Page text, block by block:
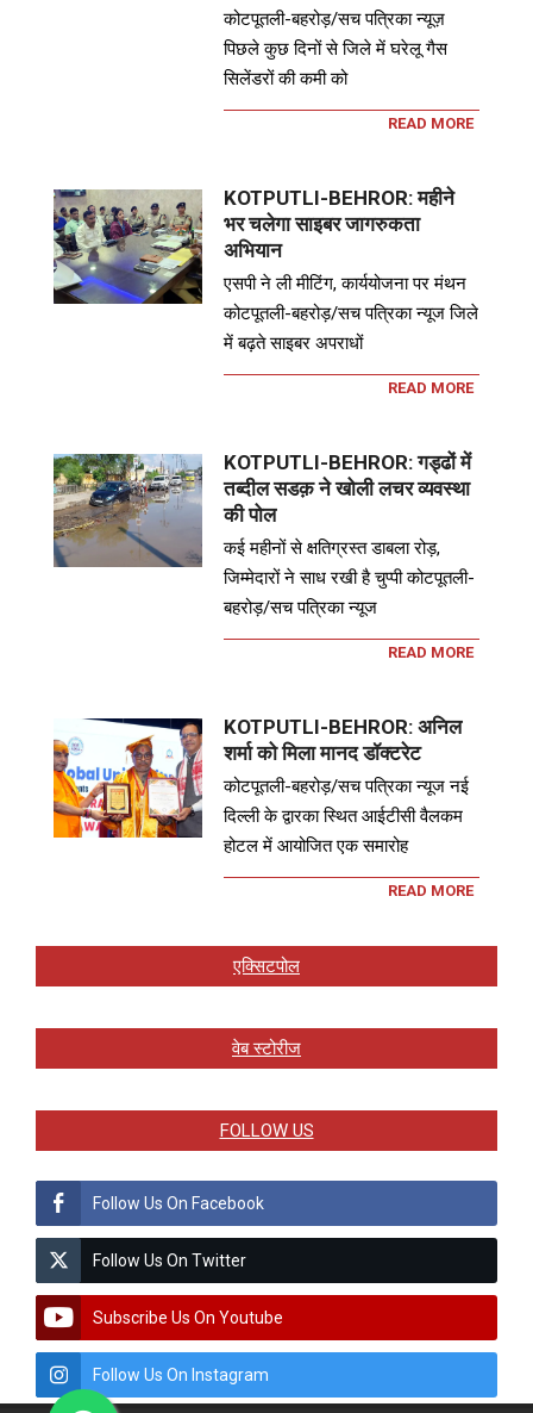
कोटपूतली-बहरोड़/सच पत्रिका न्यूज़
पिछले कुछ दिनों से जिले में घरेलू गैस
सिलेंडरों की कमी को
READ MORE
KOTPUTLI-BEHROR: महीने
भर चलेगा साइबर जागरुकता
अभियान
एसपी ने ली मीटिंग, कार्ययोजना पर मंथन
कोटपूतली-बहरोड़/सच पत्रिका न्यूज जिले
में बढ़ते साइबर अपराधों
READ MORE
KOTPUTLI-BEHROR: गड्ढों में
तब्दील सडक़ ने खोली लचर व्यवस्था
की पोल
कई महीनों से क्षतिग्रस्त डाबला रोड़,
जिम्मेदारों ने साध रखी है चुप्पी कोटपूतली-
बहरोड़/सच पत्रिका न्यूज
READ MORE
KOTPUTLI-BEHROR: अनिल
शर्मा को मिला मानद डॉक्टरेट
कोटपूतली-बहरोड़/सच पत्रिका न्यूज नई
दिल्ली के द्वारका स्थित आईटीसी वैलकम
होटल में आयोजित एक समारोह
READ MORE
एक्सिटपोल
वेब स्टोरीज
FOLLOW US
Follow Us On Facebook
Follow Us On Twitter
Subscribe Us On Youtube
Follow Us On Instagram